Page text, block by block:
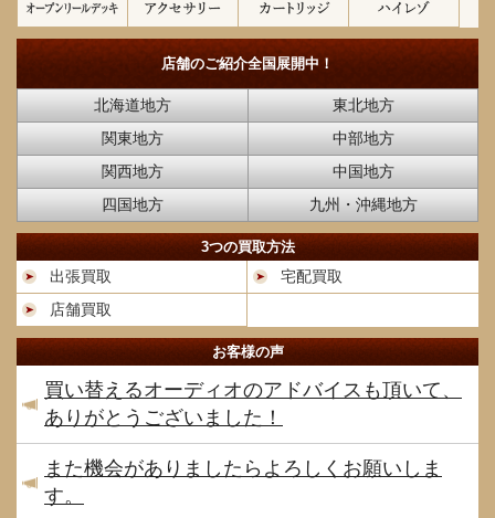
店舗のご紹介全国展開中！
北海道地方
東北地方
関東地方
中部地方
関西地方
中国地方
四国地方
九州・沖縄地方
3つの買取方法
出張買取
宅配買取
店舗買取
お客様の声
買い替えるオーディオのアドバイスも頂いて、
ありがとうございました！
また機会がありましたらよろしくお願いしま
す。